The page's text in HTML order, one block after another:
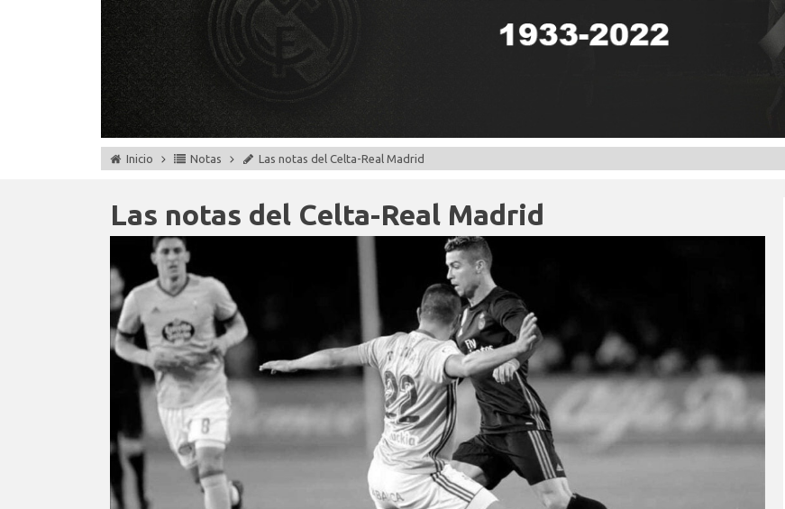
Inicio Notas Las notas del Celta-Real Madrid
Las notas del Celta-Real Madrid